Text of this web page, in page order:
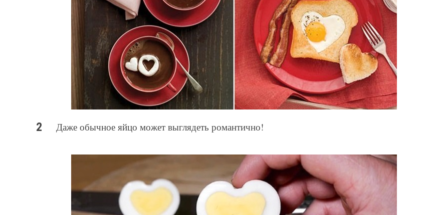
Даже обычное яйцо может выглядеть романтично!